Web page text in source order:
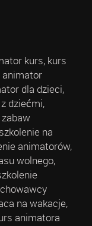
kurs, kurs
animator
dla dzieci,
dziećmi,
na
animatorów,
wolnego,
na wakacje,
animatora